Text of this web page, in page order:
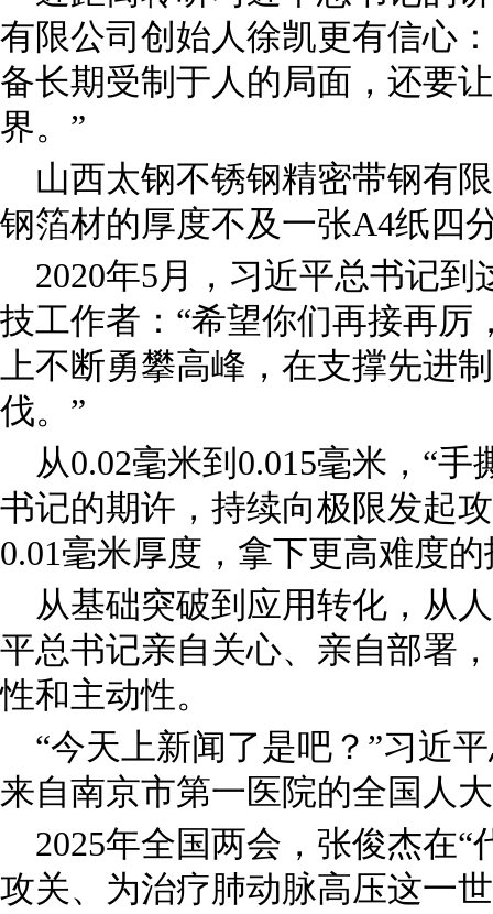
有限公司创始人徐凯更有信心
备长期受制于人的局面，还要
界。”
山西太钢不锈钢精密带钢有
钢箔材的厚度不及一张A4纸四
2020年5月，习近平总书记
技工作者：“希望你们再接再厉
上不断勇攀高峰，在支撑先进
伐。”
从0.02毫米到0.015毫米，“
书记的期许，持续向极限发起
0.01毫米厚度，拿下更高难度
从基础突破到应用转化，从
平总书记亲自关心、亲自部署
性和主动性。
“今天上新闻了是吧？”习近
来自南京市第一医院的全国人
2025年全国两会，张俊杰在
攻关、为治疗肺动脉高压这一